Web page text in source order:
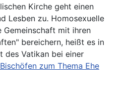
Kirche geht einen
Lesben zu. Homosexuelle
mit ihren
bereichern, heißt es in
des Vatikan bei einer
zum Thema Ehe